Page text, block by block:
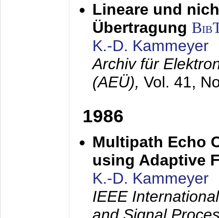
Lineare und
Übertragung
K.-D. Kammeyer
Archiv für
(AEÜ), Vol. 41,
1986
Multipath Echo
using Adaptive
K.-D. Kammeyer
IEEE